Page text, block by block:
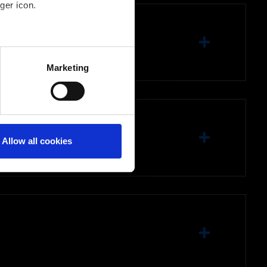
icon.
meters
Marketing
Allow all cookies